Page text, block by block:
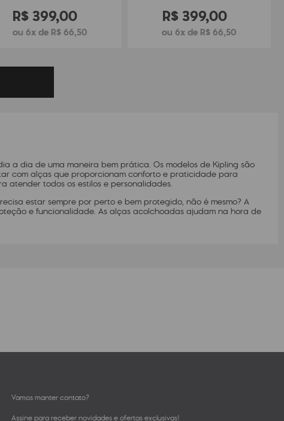
R$ 399,00
ou 6x de R$ 66,50
R$399,00
ou 6x de R$ 66,50
a dia de uma maneira bem prática. Os modelos de Kipling são
com alças que proporcionam conforto e praticidade para
atender todos os estilos e personalidades.
estar sempre por perto e bem protegido, não é mesmo? A
e funcionalidade. As alças acolchoadas ajudam na hora de
Vamos manter contato?
Assine para receber novidades e ofertas exclusivas!